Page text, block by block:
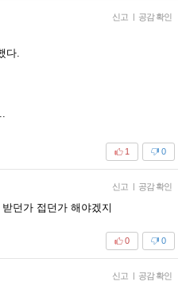
신고 | 공감 확인
다.
0
1
신고 | 공감 확인
던가 접던가 해야겠지
0
0
신고 | 공감 확인